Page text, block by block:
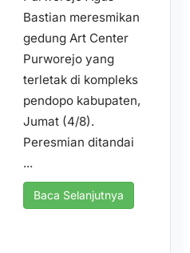
Bastian meresmikan
gedung Art Center
Purworejo yang
terletak di kompleks
pendopo kabupaten,
Jumat (4/8).
Peresmian ditandai
...
Baca Selanjutnya